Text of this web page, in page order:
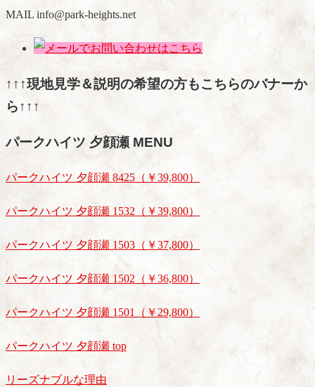
MAIL info@park-heights.net
↑↑↑現地見学＆説明の希望の方もこちらのバナーか
ら↑↑↑
パークハイツ 夕顔瀬 MENU
パークハイツ 夕顔瀬 8425（￥39,800）
パークハイツ 夕顔瀬 1532（￥39,800）
パークハイツ 夕顔瀬 1503（￥37,800）
パークハイツ 夕顔瀬 1502（￥36,800）
パークハイツ 夕顔瀬 1501（￥29,800）
パークハイツ 夕顔瀬 top
リーズナブルな理由